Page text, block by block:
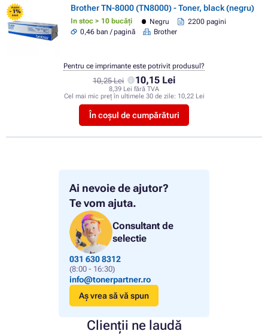
Ai nevoie de ajutor?
Te vom ajuta.
Consultant de
selectie
031 630 8312
(8:00 - 16:30)
info@tonerpartner.ro
Aș vrea să vă spun
Clienții ne laudă
FLASH
- 1%
SALE
Brother TN-8000 (TN8000) - Toner, black (negru)
In stoc > 10 bucăți Negru
2200 pagini
0,46 ban / pagină
Brother
10,25 Lei 10,15 Lei
8,39 Lei fără TVA
Cel mai mic preț în ultimele 30 de zile: 10,22 Lei
În coșul de cumpărături
Pentru ce imprimante este potrivit produsul?